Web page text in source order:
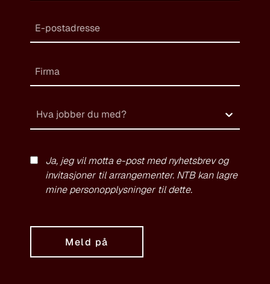
Hva jobber du med?
Ja, jeg vil motta e-post med nyhetsbrev og
invitasjoner til arrangementer. NTB kan lagre
mine personopplysninger til dette.
Meld på